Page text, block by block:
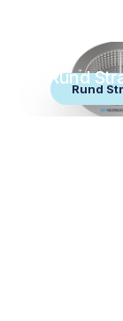
Rund
Rund